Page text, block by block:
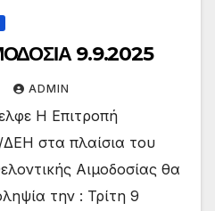
9.9.2025
ADMIN
Η Επιτροπή
στα πλαίσια του
Αιμοδοσίας θα
την : Τρίτη 9